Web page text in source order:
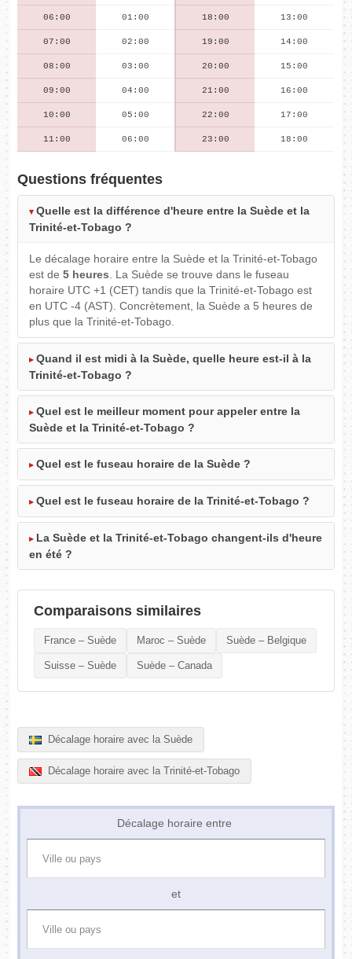
06:00 01:00 18:00 13:00
07:00 02:00 19:00 14:00
08:00 03:00 20:00 15:00
09:00 04:00 21:00 16:00
10:00 05:00 22:00 17:00
11:00 06:00 23:00 18:00
Questions fréquentes
Quelle est la différence d'heure entre la Suède et la
Trinité-et-Tobago ?
Le décalage horaire entre la Suède et la Trinité-et-Tobago
est de5 heures. La Suède se trouve dans le fuseau
horaire UTC +1 (CET) tandis que la Trinité-et-Tobago est
en UTC -4 (AST). Concrètement, la Suède a 5 heures de
plus que la Trinité-et-Tobago.
Quand il est midi à la Suède, quelle heure est-il à la
Trinité-et-Tobago ?
Quel est le meilleur moment pour appeler entre la
Suède et la Trinité-et-Tobago ?
Quel est le fuseau horaire de la Suède ?
Quel est le fuseau horaire de la Trinité-et-Tobago ?
La Suède et la Trinité-et-Tobago changent-ils d'heure
en été ?
Comparaisons similaires
France – Suède Maroc – Suède Suède – Belgique
Suisse – Suède Suède – Canada
Décalage horaire avec la Suède
Décalage horaire avec la Trinité-et-Tobago
Décalage horaire entre
et